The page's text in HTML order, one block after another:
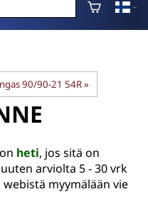
90/90-21 54R‪»
heti, jos sitä on
arviolta 5 - 30 vrk
myymälään vie